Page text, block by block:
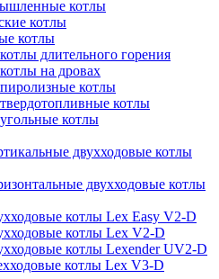
котлы
котлы
котлы
длительного горения
на дровах
котлы
котлы
котлы
двухходовые котлы
двухходовые котлы
котлы Lex Easy V2-D
котлы Lex V2-D
котлы Lexender UV2-D
котлы Lex V3-D